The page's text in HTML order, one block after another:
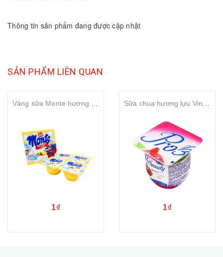
Thông tin sản phẩm đang được cập nhật
SẢN PHẨM LIÊN QUAN
1₫ 1₫